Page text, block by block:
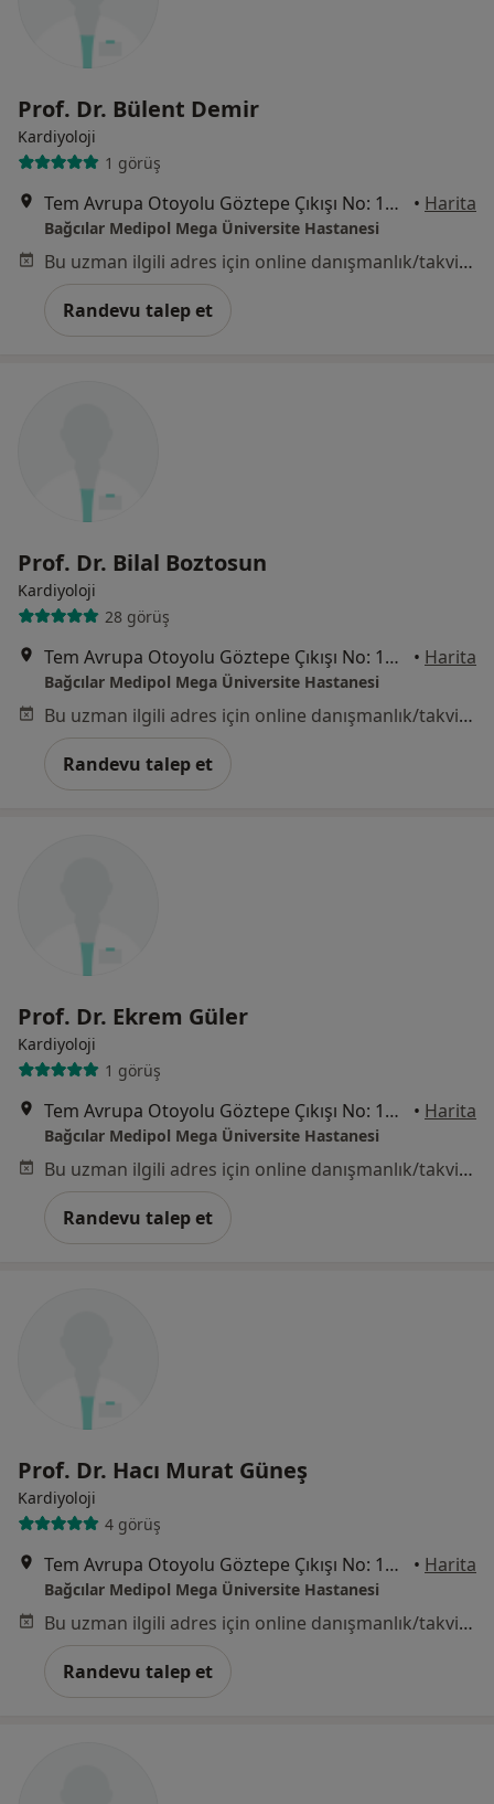
Prof. Dr. Bülent Demir
Kardiyoloji
1 görüş
Tem Avrupa Otoyolu Göztepe Çıkışı No: 1Bağcılar, İstanbul • Harita
Bağcılar Medipol Mega Üniversite Hastanesi
Bu uzman ilgili adres için online danışmanlık/takvim sunmuyor.
Randevu talep et
Prof. Dr. Bilal Boztosun
Kardiyoloji
28 görüş
Tem Avrupa Otoyolu Göztepe Çıkışı No: 1Bağcılar, İstanbul • Harita
Bağcılar Medipol Mega Üniversite Hastanesi
Bu uzman ilgili adres için online danışmanlık/takvim sunmuyor.
Randevu talep et
Prof. Dr. Ekrem Güler
Kardiyoloji
1 görüş
Tem Avrupa Otoyolu Göztepe Çıkışı No: 1Bağcılar, İstanbul • Harita
Bağcılar Medipol Mega Üniversite Hastanesi
Bu uzman ilgili adres için online danışmanlık/takvim sunmuyor.
Randevu talep et
Prof. Dr. Hacı Murat Güneş
Kardiyoloji
4 görüş
Tem Avrupa Otoyolu Göztepe Çıkışı No: 1Bağcılar, İstanbul • Harita
Bağcılar Medipol Mega Üniversite Hastanesi
Bu uzman ilgili adres için online danışmanlık/takvim sunmuyor.
Randevu talep et